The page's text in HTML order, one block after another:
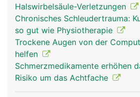
Halswirbelsäule-Verletzungen
Chronisches Schleudertrauma:
so gut wie Physiotherapie
Trockene Augen von der
helfen
Schmerzmedikamente erhöhen
Risiko um das Achtfache